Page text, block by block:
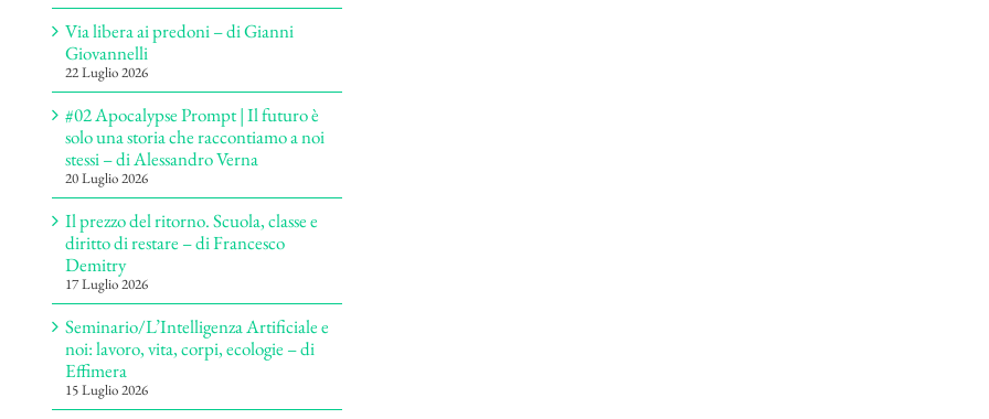
Via libera ai predoni – di Gianni
Giovannelli
22 Luglio 2026
#02 Apocalypse Prompt | Il futuro è
solo una storia che raccontiamo a noi
stessi – di Alessandro Verna
20 Luglio 2026
Il prezzo del ritorno. Scuola, classe e
diritto di restare – di Francesco
Demitry
17 Luglio 2026
Seminario/L’Intelligenza Artificiale e
noi: lavoro, vita, corpi, ecologie – di
Effimera
15 Luglio 2026